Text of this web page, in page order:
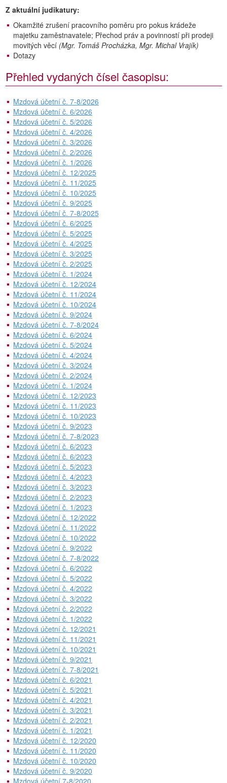
Z aktuální judikatury:
Okamžité zrušení pracovního poměru pro pokus krádeže
majetku zaměstnavatele; Přechod práv a povinností při prodeji
movitých věcí (Mgr. Tomáš Procházka, Mgr. Michal Vrajík)
Dotazy
Přehled vydaných čísel časopisu:
Mzdová účetní č. 7-8/2026
Mzdová účetní č. 6/2026
Mzdová účetní č. 5/2026
Mzdová účetní č. 4/2026
Mzdová účetní č. 3/2026
Mzdová účetní č. 2/2026
Mzdová účetní č. 1/2026
Mzdová účetní č. 12/2025
Mzdová účetní č. 11/2025
Mzdová účetní č. 10/2025
Mzdová účetní č. 9/2025
Mzdová účetní č. 7-8/2025
Mzdová účetní č. 6/2025
Mzdová účetní č. 5/2025
Mzdová účetní č. 4/2025
Mzdová účetní č. 3/2025
Mzdová účetní č. 2/2025
Mzdová účetní č. 1/2024
Mzdová účetní č. 12/2024
Mzdová účetní č. 11/2024
Mzdová účetní č. 10/2024
Mzdová účetní č. 9/2024
Mzdová účetní č. 7-8/2024
Mzdová účetní č. 6/2024
Mzdová účetní č. 5/2024
Mzdová účetní č. 4/2024
Mzdová účetní č. 3/2024
Mzdová účetní č. 2/2024
Mzdová účetní č. 1/2024
Mzdová účetní č. 12/2023
Mzdová účetní č. 11/2023
Mzdová účetní č. 10/2023
Mzdová účetní č. 9/2023
Mzdová účetní č. 7-8/2023
Mzdová účetní č. 6/2023
Mzdová účetní č. 6/2023
Mzdová účetní č. 5/2023
Mzdová účetní č. 4/2023
Mzdová účetní č. 3/2023
Mzdová účetní č. 2/2023
Mzdová účetní č. 1/2023
Mzdová účetní č. 12/2022
Mzdová účetní č. 11/2022
Mzdová účetní č. 10/2022
Mzdová účetní č. 9/2022
Mzdová účetní č. 7-8/2022
Mzdová účetní č. 6/2022
Mzdová účetní č. 5/2022
Mzdová účetní č. 4/2022
Mzdová účetní č. 3/2022
Mzdová účetní č. 2/2022
Mzdová účetní č. 1/2022
Mzdová účetní č. 12/2021
Mzdová účetní č. 11/2021
Mzdová účetní č. 10/2021
Mzdová účetní č. 9/2021
Mzdová účetní č. 7-8/2021
Mzdová účetní č. 6/2021
Mzdová účetní č. 5/2021
Mzdová účetní č. 4/2021
Mzdová účetní č. 3/2021
Mzdová účetní č. 2/2021
Mzdová účetní č. 1/2021
Mzdová účetní č. 12/2020
Mzdová účetní č. 11/2020
Mzdová účetní č. 10/2020
Mzdová účetní č. 9/2020
Mzdová účetní 7-8/2020